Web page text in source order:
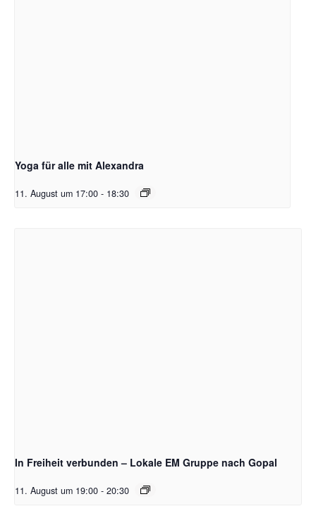
Yoga für alle mit Alexandra
11. August um 17:00 - 18:30
In Freiheit verbunden – Lokale EM Gruppe nach Gopal
11. August um 19:00 - 20:30